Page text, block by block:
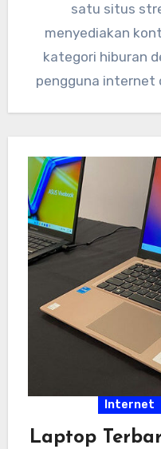
satu situs
menyediakan
kategori hiburan
pengguna internet
Internet
Laptop